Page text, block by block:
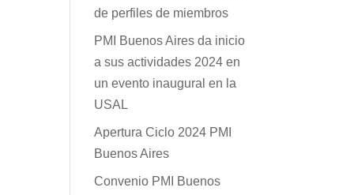
de perfiles de miembros
PMI Buenos Aires da inicio
a sus actividades 2024 en
un evento inaugural en la
USAL
Apertura Ciclo 2024 PMI
Buenos Aires
Convenio PMI Buenos